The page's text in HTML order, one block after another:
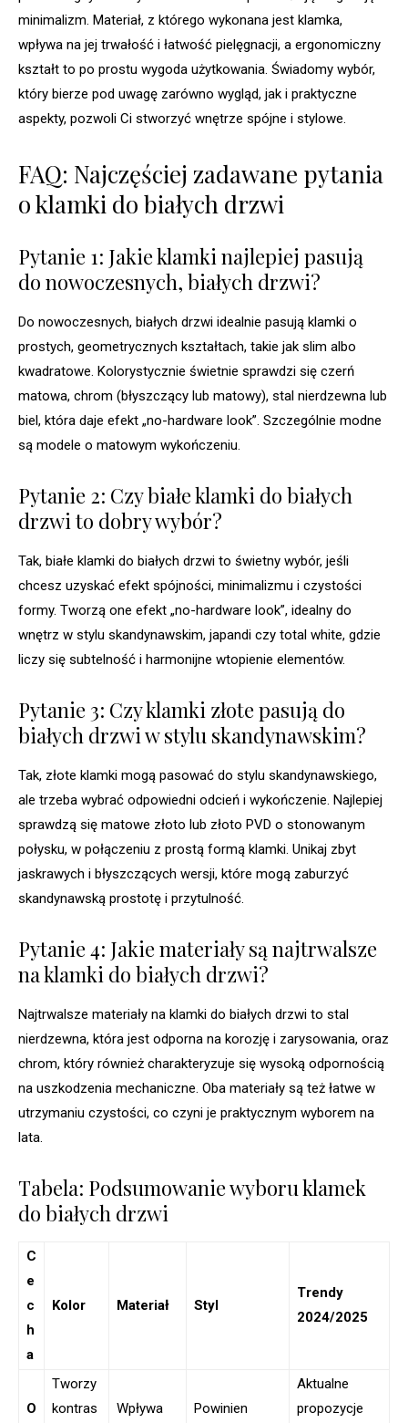
minimalizm. Materiał, z którego wykonana jest klamka,
wpływa na jej trwałość i łatwość pielęgnacji, a ergonomiczny
kształt to po prostu wygoda użytkowania. Świadomy wybór,
który bierze pod uwagę zarówno wygląd, jak i praktyczne
aspekty, pozwoli Ci stworzyć wnętrze spójne i stylowe.
FAQ: Najczęściej zadawane pytania
o klamki do białych drzwi
Pytanie 1: Jakie klamki najlepiej pasują
do nowoczesnych, białych drzwi?
Do nowoczesnych, białych drzwi idealnie pasują klamki o
prostych, geometrycznych kształtach, takie jak slim albo
kwadratowe. Kolorystycznie świetnie sprawdzi się czerń
matowa, chrom (błyszczący lub matowy), stal nierdzewna lub
biel, która daje efekt „no-hardware look”. Szczególnie modne
są modele o matowym wykończeniu.
Pytanie 2: Czy białe klamki do białych
drzwi to dobry wybór?
Tak, białe klamki do białych drzwi to świetny wybór, jeśli
chcesz uzyskać efekt spójności, minimalizmu i czystości
formy. Tworzą one efekt „no-hardware look”, idealny do
wnętrz w stylu skandynawskim, japandi czy total white, gdzie
liczy się subtelność i harmonijne wtopienie elementów.
Pytanie 3: Czy klamki złote pasują do
białych drzwi w stylu skandynawskim?
Tak, złote klamki mogą pasować do stylu skandynawskiego,
ale trzeba wybrać odpowiedni odcień i wykończenie. Najlepiej
sprawdzą się matowe złoto lub złoto PVD o stonowanym
połysku, w połączeniu z prostą formą klamki. Unikaj zbyt
jaskrawych i błyszczących wersji, które mogą zaburzyć
skandynawską prostotę i przytulność.
Pytanie 4: Jakie materiały są najtrwalsze
na klamki do białych drzwi?
Najtrwalsze materiały na klamki do białych drzwi to stal
nierdzewna, która jest odporna na korozję i zarysowania, oraz
chrom, który również charakteryzuje się wysoką odpornością
na uszkodzenia mechaniczne. Oba materiały są też łatwe w
utrzymaniu czystości, co czyni je praktycznym wyborem na
lata.
Tabela: Podsumowanie wyboru klamek
do białych drzwi
C
e
c
h
a
Kolor Materiał Styl
Trendy
2024/2025
O
Tworzy
kontras
Wpływa
Powinien
Aktualne
propozycje